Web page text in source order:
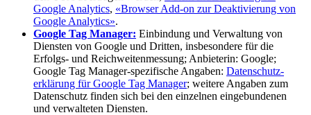
Google Analytics, «Browser Add-on zur Deaktivierung von
Google Analytics».
Google Tag Manager: Einbindung und Verwaltung von
Diensten von Google und Dritten, insbesondere für die
Erfolgs- und Reich­weiten­messung; Anbieterin: Google;
Google Tag Manager-spezifische Angaben: Daten­schutz­
erklärung für Google Tag Manager; weitere Angaben zum
Daten­schutz finden sich bei den einzelnen eingebundenen
und verwalteten Diensten.